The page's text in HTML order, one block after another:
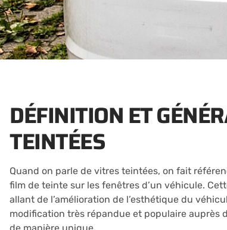
DÉFINITION ET
TEINTÉES
Quand on parle de vitres teintées, on fait
film de teinte sur les fenêtres d’un véhicule.
allant de l’amélioration de l’esthétique du
modification très répandue et populaire auprès